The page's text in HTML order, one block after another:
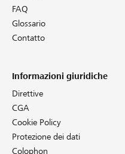
FAQ
Glossario
Contatto
Informazioni giuridiche
Direttive
CGA
Cookie Policy
Protezione dei dati
Colophon